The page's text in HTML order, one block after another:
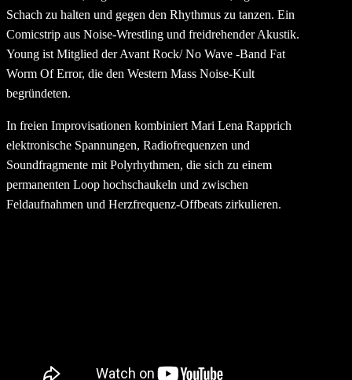
Schach zu halten und gegen den Rhythmus zu tanzen. Ein
Comicstrip aus Noise-Wrestling und freidrehender Akustik.
Young ist Mitglied der Avant Rock/ No Wave -Band Fat
Worm Of Error, die den Western Mass Noise-Kult
begründeten.
In freien Improvisationen kombiniert Mari Lena Rapprich
elektronische Spannungen, Radiofrequenzen und
Soundfragmente mit Polyrhythmen, die sich zu einem
permanenten Loop hochschaukeln und zwischen
Feldaufnahmen und Herzfrequenz-Offbeats zirkulieren.